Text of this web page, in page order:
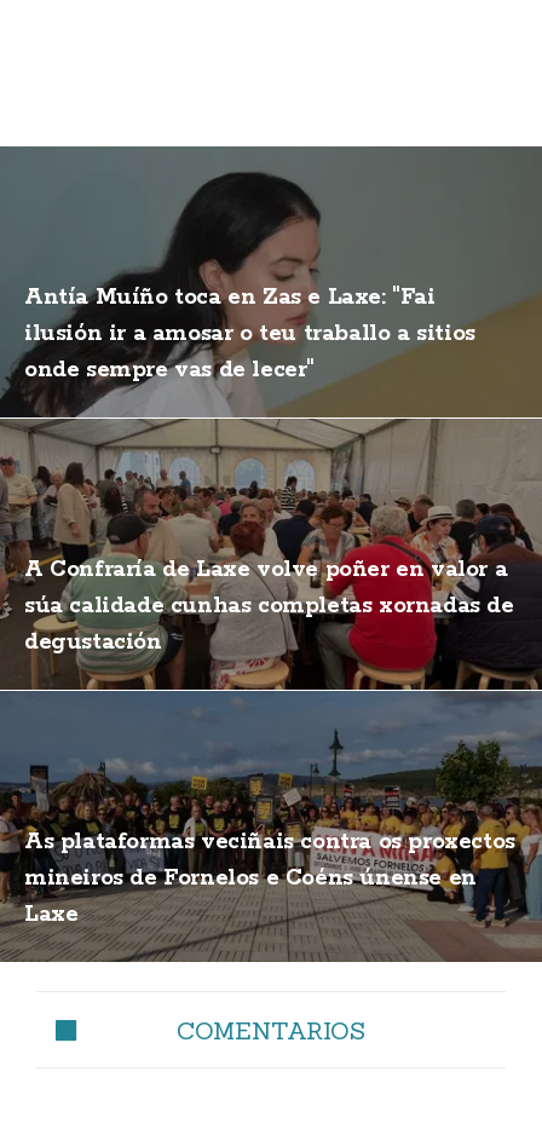
Antía Muíño toca en Zas e Laxe: "Fai
ilusión ir a amosar o teu traballo a sitios
onde sempre vas de lecer"
A Confraría de Laxe volve poñer en valor a
súa calidade cunhas completas xornadas de
degustación
As plataformas veciñais contra os proxectos
mineiros de Fornelos e Coéns únense en
Laxe
COMENTARIOS